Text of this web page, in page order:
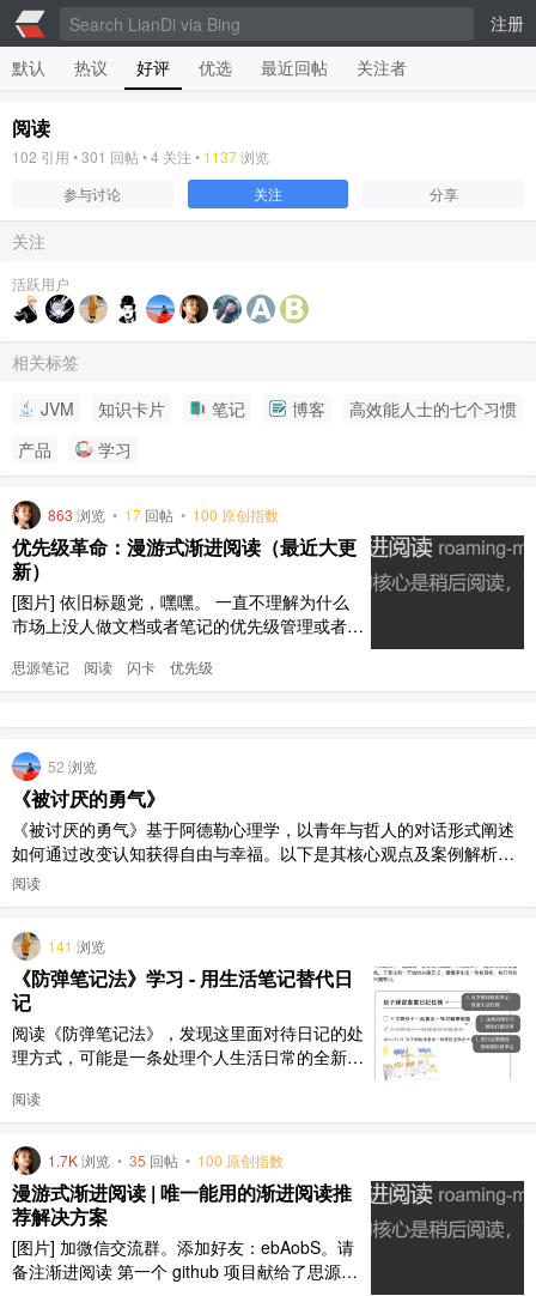
注册
默认
热议 好评 优选 最近回帖 关注者
阅读
102 引用 •301 回帖 •4 关注 • 1137浏览
参与讨论
关注 分享
关注
活跃用户
相关标签
JVM
知识卡片 笔记 博客
高效能人士的七个习惯
产品
学习
863 浏览 • 17 回帖 • 100 原创指数
优先级革命：漫游式渐进阅读（最近大更
新）
[图片] 依旧标题党，嘿嘿。 一直不理解为什么
市场上没人做文档或者笔记的优先级管理或者推
帖还是插件刚发布的时候。当时只做了优先级的
到的唯一方式 文档非常 ..
思源笔记 阅读 闪卡 优先级
52 浏览
《被讨厌的勇气》
《被讨厌的勇气》基于阿德勒心理学，以青年与哲人的对话形式阐述
如何通过改变认知获得自由与幸福。以下是其核心观点及案例解析：
一、课题分离：划清人际边界 核心观点：一切烦恼源于人际关系，解
被领导否 ..
阅读
141 浏览
《防弹笔记法》学习 - 用生活笔记替代日
记
阅读《防弹笔记法》，发现这里面对待日记的处
理方式，可能是一条处理个人生活日常的全新思
某一方面或者事项的角度进行记录；例如，钓
势和变换方向会让整个记录过程变的更有价值；
同时，个人更有主观性，愿意去记录日记，而不
是不知道写什么，净记一些流水 ..
阅读
1.7K浏览 • 35 回帖 • 100 原创指数
漫游式渐进阅读 | 唯一能用的渐进阅读推
荐解决方案
[图片] 加微信交流群。添加好友：ebAobS。请
备注渐进阅读 第一个 github 项目献给了思源，